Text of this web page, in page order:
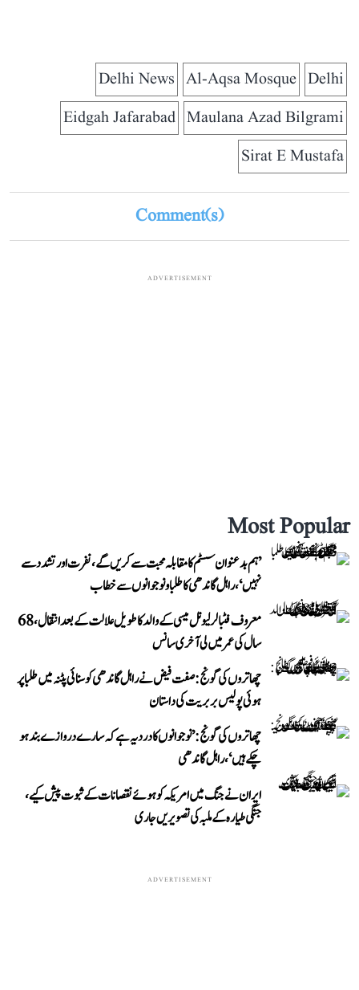
Delhi
Al-Aqsa Mosque
Delhi News
Maulana Azad Bilgrami
Eidgah Jafarabad
Sirat E Mustafa
Comment(s)
ADVERTISEMENT
Most Popular
’ہم بدعنوان سسٹم کا مقابلہ محبت سے کریں گے، نفرت اور تشدد سے
نہیں‘، راہل گاندھی کا طلبا و نوجوانوں سے خطاب
معروف فٹبالر لیونل میسی کے والد کا طویل علالت کے بعد انتقال، 68
سال کی عمر میں لی آخری سانس
چھاتروں کی گونج: صفت فیض نے راہل گاندھی کو سنائی پٹنہ میں طلبا پر
ہوئی پولیس بربریت کی داستان
چھاتروں کی گونج: ’نوجوانوں کا درد یہ ہے کہ سارے دروازے بند ہو
چکے ہیں‘، راہل گاندھی
ایران نے جنگ میں امریکہ کو ہوئے نقصانات کے ثبوت پیش کیے،
جنگی طیارہ کے ملبہ کی تصویریں جاری
ADVERTISEMENT